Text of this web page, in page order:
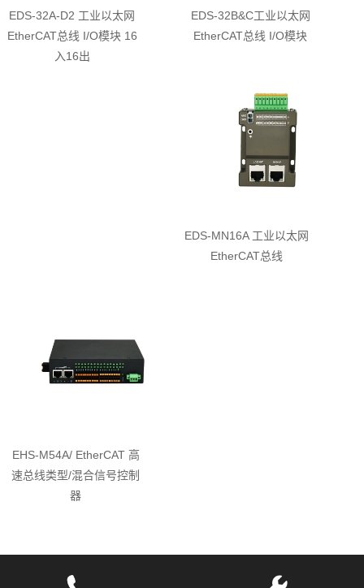
EDS-32A-D2 工业以太网
EtherCAT总线 I/O模块 16
入16出
EDS-32B&C工业以太网
EtherCAT总线 I/O模块
EDS-MN16A 工业以太网
EtherCAT总线
EHS-M54A/ EtherCAT 高
速总线类型/混合信号控制
器